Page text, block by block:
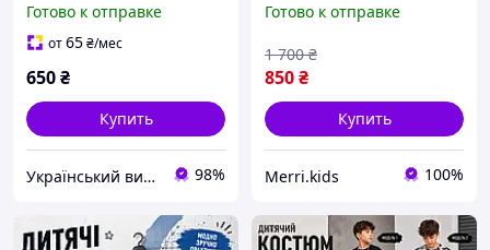
104 134 см
Готово к отправке
от65₴/мес
650₴
Купить
Український виробник дитячого одягу "Arisha" 98%
физкультуры футболка и
летние костюмы для
мальчика
Готово к отправке
850₴
1 700 ₴
Купить
Merri.kids 100%